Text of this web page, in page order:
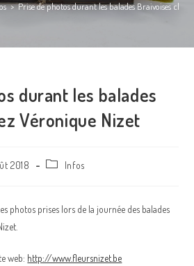
> Prise de photos durant les balades Braivoises chez
durant les balades
Véronique Nizet
2018 Infos
photos prises lors de la journée des balades
web: http://www.fleursnizet.be